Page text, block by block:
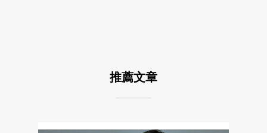
推薦文章